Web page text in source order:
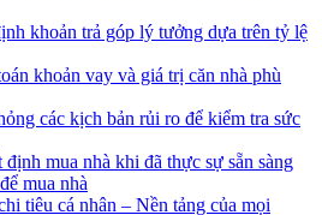
khoản trả góp lý tưởng dựa trên tỷ lệ
khoản vay và giá trị căn nhà phù
các kịch bản rủi ro để kiểm tra sức
mua nhà khi đã thực sự sẵn sàng
mua nhà
tiêu cá nhân – Nền tảng của mọi